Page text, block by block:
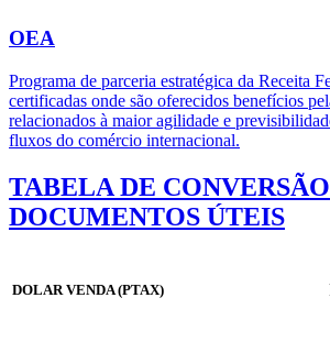
OEA
Programa de parceria estratégica da Receita
certificadas onde são oferecidos benefícios
relacionados à maior agilidade e
fluxos do comércio internacional.
TABELA DE
DOCUMENTOS ÚTEIS
DOLAR VENDA (PTAX)